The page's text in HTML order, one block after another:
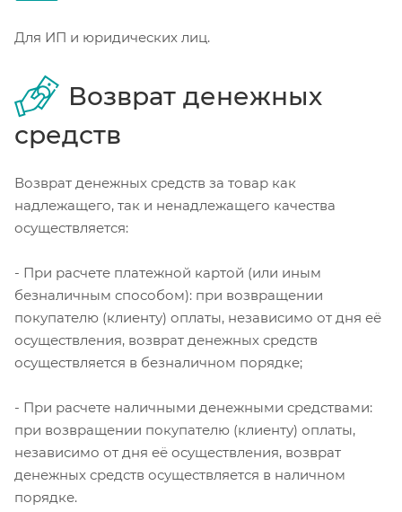
Для ИП и юридических лиц.
Возврат денежных
средств
Возврат денежных средств за товар как
надлежащего, так и ненадлежащего качества
осуществляется:
- При расчете платежной картой (или иным
безналичным способом): при возвращении
покупателю (клиенту) оплаты, независимо от дня её
осуществления, возврат денежных средств
осуществляется в безналичном порядке;
- При расчете наличными денежными средствами:
при возвращении покупателю (клиенту) оплаты,
независимо от дня её осуществления, возврат
денежных средств осуществляется в наличном
порядке.